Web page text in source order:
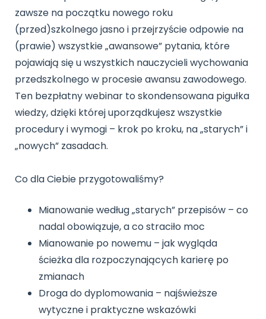
Archiwalne numery
Pomoc
Promocje
zawsze na początku nowego roku
(przed)szkolnego jasno i przejrzyście odpowie na
(prawie) wszystkie „awansowe” pytania, które
pojawiają się u wszystkich nauczycieli wychowania
przedszkolnego w procesie awansu zawodowego.
Ten bezpłatny webinar to skondensowana pigułka
wiedzy, dzięki której uporządkujesz wszystkie
procedury i wymogi – krok po kroku, na „starych” i
„nowych” zasadach.
Co dla Ciebie przygotowaliśmy?
Mianowanie według „starych” przepisów – co
nadal obowiązuje, a co straciło moc
Mianowanie po nowemu – jak wygląda
ścieżka dla rozpoczynających karierę po
zmianach
Droga do dyplomowania – najświeższe
wytyczne i praktyczne wskazówki